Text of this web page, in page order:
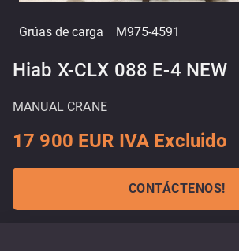
Grúas de carga M975-4591
Hiab X-CLX 088 E-4 NEW
MANUAL CRANE
17 900 EUR IVA Excluido
CONTÁCTENOS!